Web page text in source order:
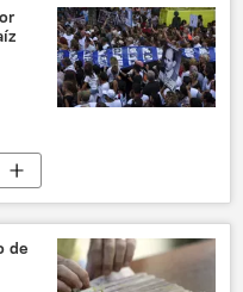
noticias
de